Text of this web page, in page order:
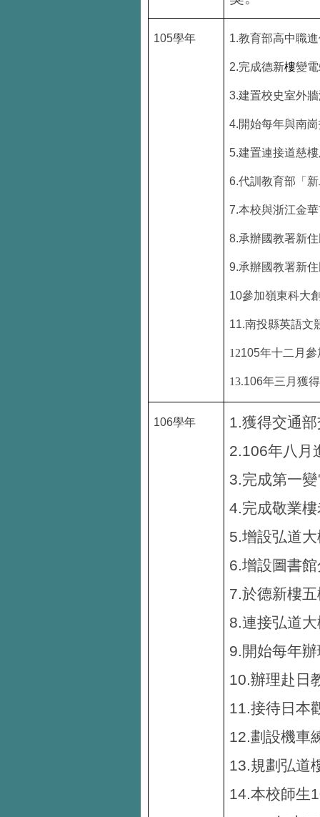
105學年 1.教育部高中職
2.完成德新樓變
3.建置校史室外
4.開始每年與南
5.建置連接道慈
6.代訓教育部「
7.本校與浙江金
8.承辦國教署新
9.承辦國教署新
10參加嶺東科大
11.南投縣英語文
12105年十二月參
13.106年三月獲
106學年 1.獲得交通
2.106年八月
3.完成第一
4.完成敬業
5.增設弘道
6.增設圖書
7.於德新樓
8.連接弘道
9.開始每年
10.辦理赴日
11.接待日本
12.劃設機車
13.規劃弘道
14.本校師生